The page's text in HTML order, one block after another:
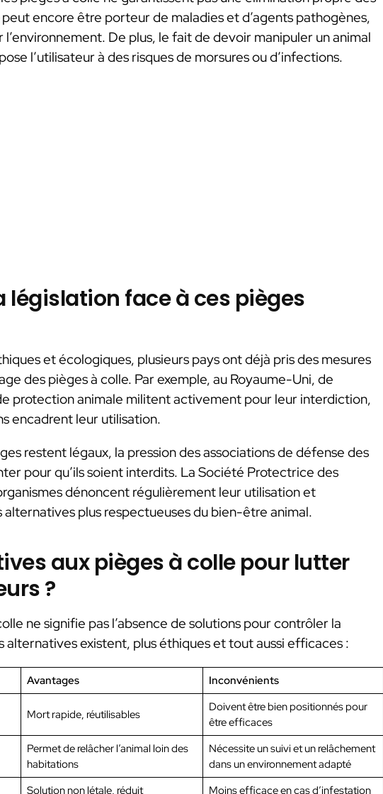
encore être porteur de maladies et d’agents pathogènes,
De plus, le fait de devoir manipuler un animal
l’utilisateur à des risques de morsures ou d’infections.
législation face à ces pièges
et écologiques, plusieurs pays ont déjà pris des mesures
des pièges à colle. Par exemple, au Royaume-Uni, de
protection animale militent activement pour leur interdiction,
encadrent leur utilisation.
restent légaux, la pression des associations de défense des
pour qu’ils soient interdits. La Société Protectrice des
dénoncent régulièrement leur utilisation et
plus respectueuses du bien-être animal.
aux pièges à colle pour lutter
?
ne signifie pas l’absence de solutions pour contrôler la
alternatives existent, plus éthiques et tout aussi efficaces :
Avantages Inconvénients
Mort rapide, réutilisables
Doivent être bien positionnés pour
être efficaces
Permet de relâcher l’animal loin des
habitations
Nécessite un suivi et un relâchement
dans un environnement adapté
Solution non létale, réduit Moins efficace en cas d’infestation